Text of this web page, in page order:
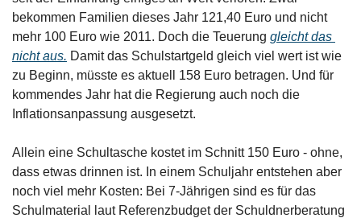
bekommen Familien dieses Jahr 121,40 Euro und nicht
mehr 100 Euro wie 2011. Doch die Teuerung gleicht das
nicht aus. Damit das Schulstartgeld gleich viel wert ist wie
zu Beginn, müsste es aktuell 158 Euro betragen. Und für
kommendes Jahr hat die Regierung auch noch die
Inflationsanpassung ausgesetzt.
Allein eine Schultasche kostet im Schnitt 150 Euro - ohne,
dass etwas drinnen ist. In einem Schuljahr entstehen aber
noch viel mehr Kosten: Bei 7-Jährigen sind es für das
Schulmaterial laut Referenzbudget der Schuldnerberatung